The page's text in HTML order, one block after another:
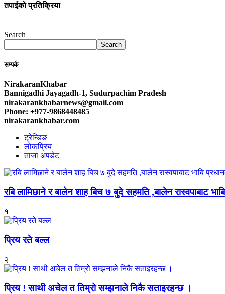
तपाईको प्रतिक्रिया
Search
Search
सम्पर्क
NirakaranKhabar
Bannigadhi Jayagadh-1, Sudurpachim Pradesh
nirakarankhabarnews@gmail.com
Phone: +977-9868448485
nirakarankhabar.com
ट्रेन्डिङ
लोकप्रिय
ताजा अपडेट
रबि लामिछाने र बालेन शाह बिच ७ बुदे सहमति ,बालेन रास्वपाबाट
१
प्रिय रते बल्ल
२
प्रिय ! साथी अचेल त तिम्रो सम्झनाले निकै सताइरहन्छ ।